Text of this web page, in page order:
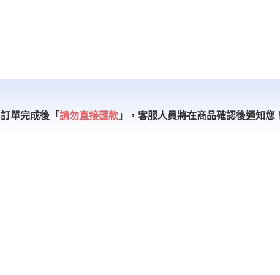
訂單完成後「請勿直接匯款 」， 客服人員將在商品確認後通知您